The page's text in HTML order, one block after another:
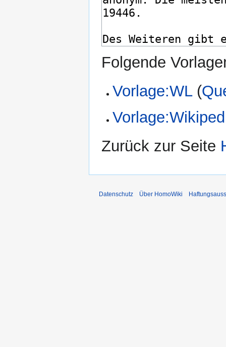
Folgende
Vorlage:WL(
Zurück zur Seite
Datenschutz Über HomoWiki